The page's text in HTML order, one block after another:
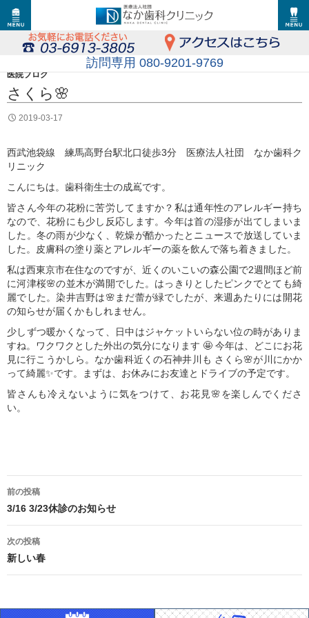
訪問専用 080-9201-9769
医院ブログ
さくら🌸
2019-03-17
西武池袋線 練馬高野台駅北口徒歩3分 医療法人社団 なか歯科ク
リニック
こんにちは。歯科衛生士の成嶌です。
皆さん今年の花粉に苦労してますか？私は通年性のアレルギー持ち
なので、花粉にも少し反応します。今年は首の湿疹が出てしまいま
した。冬の雨が少なく、乾燥が酷かったとニュースで放送していま
した。皮膚科の塗り薬とアレルギーの薬を飲んで落ち着きました。
私は西東京市在住なのですが、近くのいこいの森公園で2週間ほど前
に河津桜🌸の並木が満開でした。はっきりとしたピンクでとても綺
麗でした。染井吉野は🌸まだ蕾が緑でしたが、来週あたりには開花
の知らせが届くかもしれません。
少しずつ暖かくなって、日中はジャケットいらない位の時がありま
すね。ワクワクとした外出の気分になります 🤩 今年は、どこにお花
見に行こうかしら。なか歯科近くの石神井川も さくら🌸が川にかか
って綺麗✨です。まずは、お休みにお友達とドライブの予定です。
皆さんも冷えないように気をつけて、お花見🌸を楽しんでくださ
い。
投
稿
ナ
ビ
前の投稿
3/16 3/23休診のお知らせ
次の投稿
新しい春